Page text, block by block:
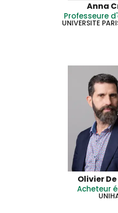
Anna
Professeure
UNIVERSITE
Olivier
Acheteur